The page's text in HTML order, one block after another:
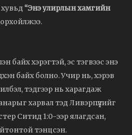
“Энэ улирлын хамгийн
байх хэрэгтэй, эс тэгвээс энэ
байх болно. Учир нь, хэрэв
тэдгээр нь харагдаж
харвал тэд Ливэрпүүлийг
Ситид 1:0-ээр ялагдсан,
тэнцсэн.